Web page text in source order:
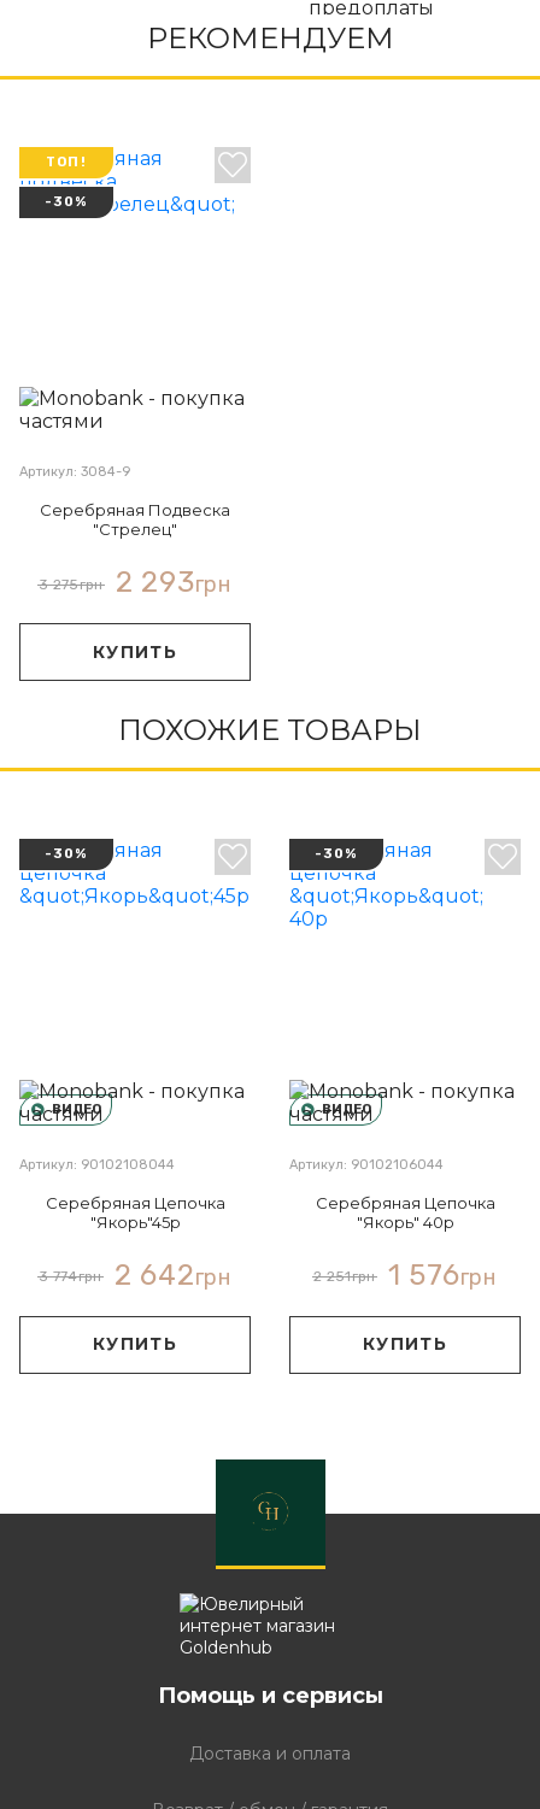
РЕКОМЕНДУЕМ
ТОП!
-30%
Артикул: 3084-9
Серебряная Подвеска
"Стрелец"
3 275грн 2 293грн
КУПИТЬ
ПОХОЖИЕ ТОВАРЫ
-30%
ВИДЕО
Артикул: 90102108044
Серебряная Цепочка
"Якорь"45р
3 774грн 2 642грн
КУПИТЬ
-30%
ВИДЕО
Артикул: 90102106044
Серебряная Цепочка
"Якорь" 40р
2 251грн 1 576грн
КУПИТЬ
Помощь и сервисы
Доставка и оплата